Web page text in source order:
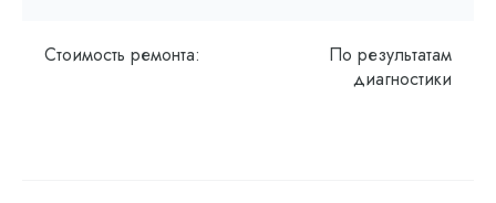
Стоимость ремонта:
По результатам
диагностики